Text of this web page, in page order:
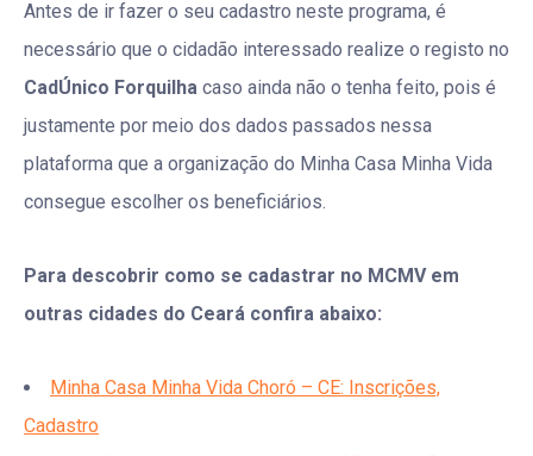
Antes de ir fazer o seu cadastro neste programa, é
necessário que o cidadão interessado realize o registo no
CadÚnico Forquilha caso ainda não o tenha feito, pois é
justamente por meio dos dados passados nessa
plataforma que a organização do Minha Casa Minha Vida
consegue escolher os beneficiários.
Para descobrir como se cadastrar no MCMV em
outras cidades do Ceará confira abaixo:
Minha Casa Minha Vida Choró – CE: Inscrições,
Cadastro